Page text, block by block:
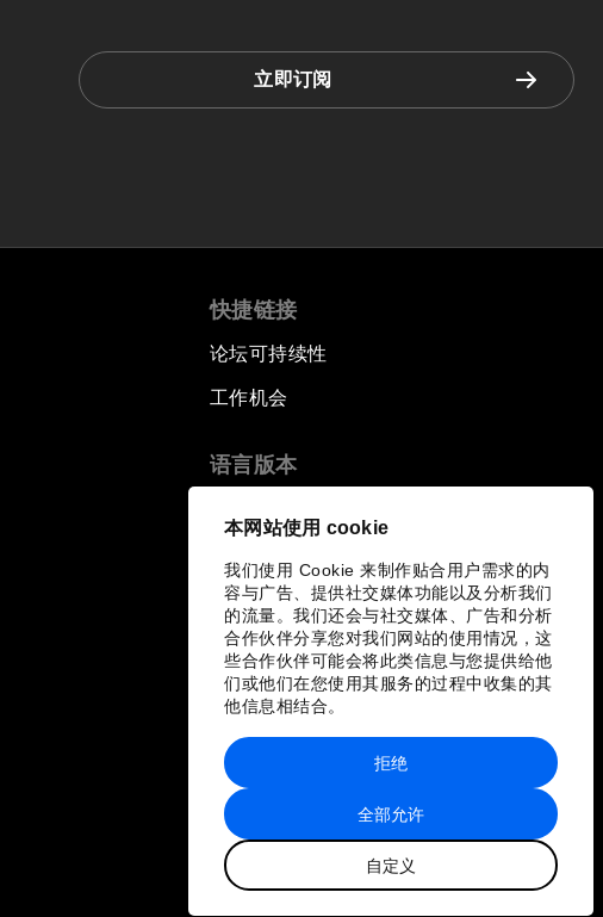
本网站使用 cookie
我们使用 Cookie 来制作贴合用户需求的内
容与广告、提供社交媒体功能以及分析我们
的流量。我们还会与社交媒体、广告和分析
合作伙伴分享您对我们网站的使用情况，这
些合作伙伴可能会将此类信息与您提供给他
们或他们在您使用其服务的过程中收集的其
他信息相结合。
全部允许
自定义
拒绝
立即订阅
快捷链接
论坛可持续性
工作机会
语言版本